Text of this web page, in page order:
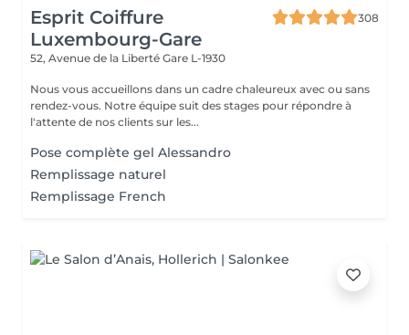
Esprit Coiffure
Luxembourg-Gare
308
52, Avenue de la Liberté Gare L-1930
Nous vous accueillons dans un cadre chaleureux avec ou sans
rendez-vous. Notre équipe suit des stages pour répondre à
l'attente de nos clients sur les...
Pose complète gel Alessandro
Remplissage naturel
Remplissage French